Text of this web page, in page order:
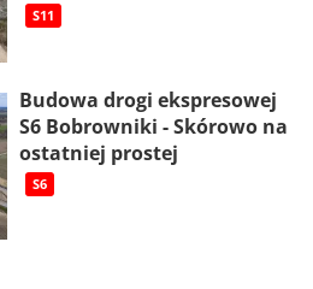
S11
Budowa drogi ekspresowej
S6 Bobrowniki - Skórowo na
ostatniej prostej
S6